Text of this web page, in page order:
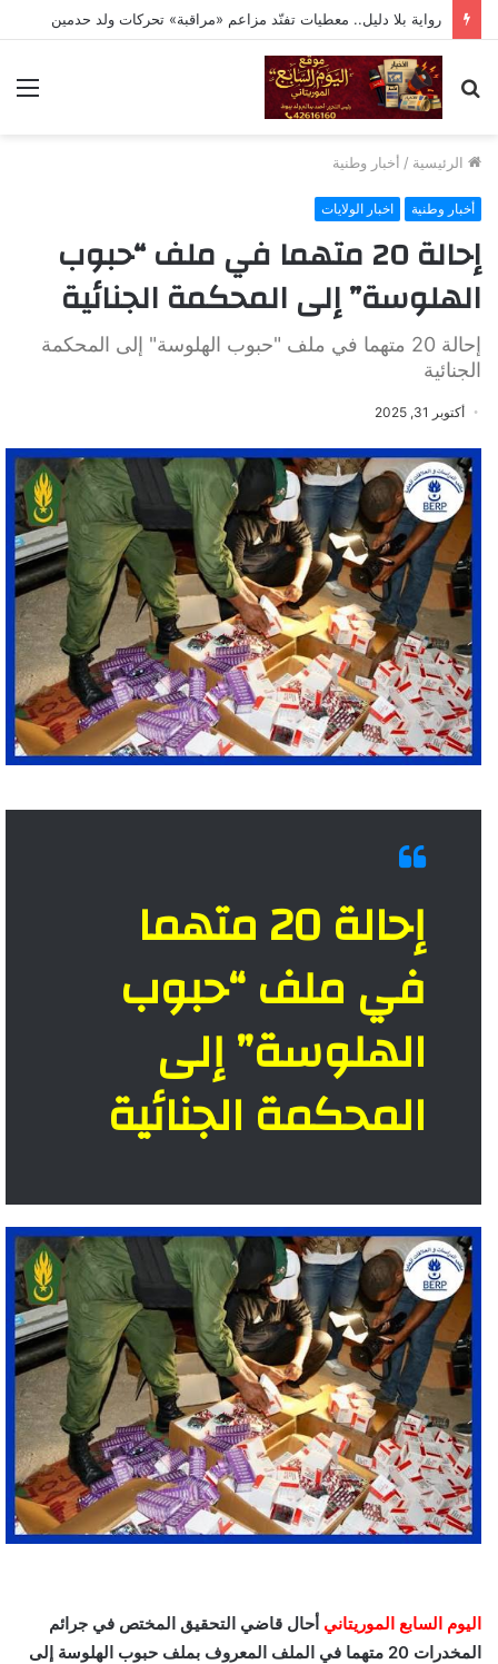
رواية بلا دليل.. معطيات تفنّد مزاعم «مراقبة» تحركات ولد حدمين
بحث
عن
الرئيسية / أخبار وطنية
أخبار وطنية اخبار الولايات
إحالة 20 متهما في ملف “حبوب
الهلوسة” إلى المحكمة الجنائية
إحالة 20 متهما في ملف "حبوب الهلوسة" إلى المحكمة
الجنائية
أكتوبر 31, 2025
إحالة 20 متهما
في ملف “حبوب
الهلوسة” إلى
المحكمة الجنائية
اليوم السابع الموريتاني أحال قاضي التحقيق المختص في جرائم
المخدرات 20 متهما في الملف المعروف بملف حبوب الهلوسة إلى